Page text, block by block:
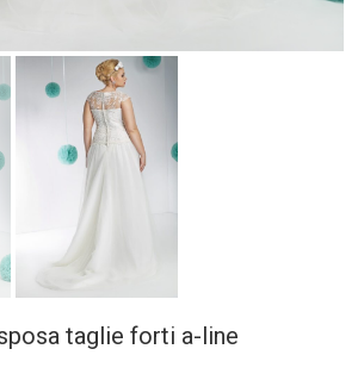
taglie forti a-line